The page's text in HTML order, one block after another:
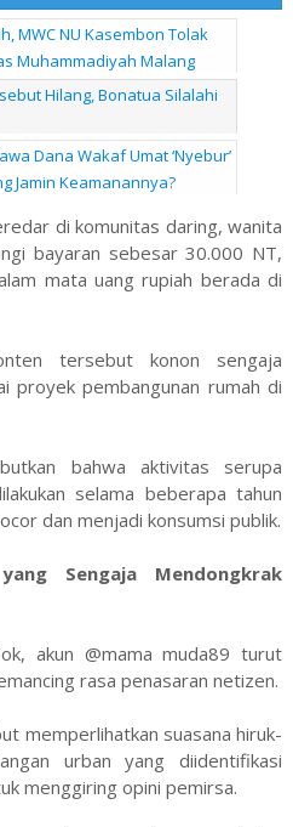
MWC NU Kasembon Tolak
Muhammadiyah Malang
Hilang, Bonatua Silalahi
Dana Wakaf Umat ‘Nyebur’
Jamin Keamanannya?
di komunitas daring, wanita
bayaran sebesar 30.000 NT,
mata uang rupiah berada di
tersebut konon sengaja
proyek pembangunan rumah di
bahwa aktivitas serupa
selama beberapa tahun
dan menjadi konsumsi publik.
Sengaja Mendongkrak
akun @mama muda89 turut
rasa penasaran netizen.
memperlihatkan suasana hiruk-
urban yang diidentifikasi
menggiring opini pemirsa.